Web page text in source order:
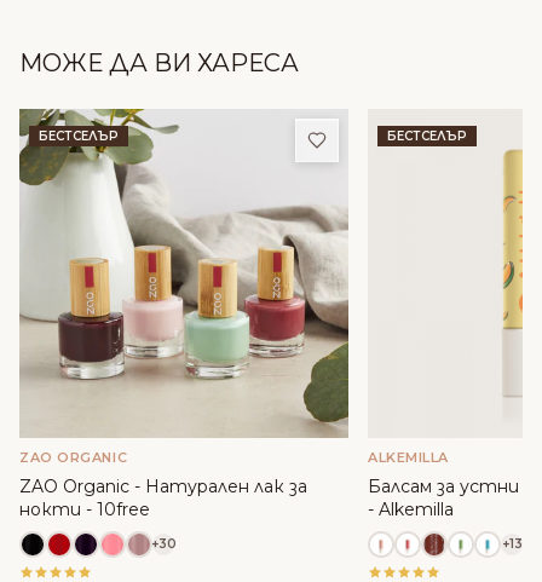
МОЖЕ ДА ВИ ХАРЕСА
БЕСТСЕЛЪР Добави в любими
ZAO ORGANIC
ZAO Organic - Натурален лак за
нокти - 10free
+30
БЕСТСЕЛЪР
ALKEMILLA
Балсам за устни с
- Alkemilla
+13